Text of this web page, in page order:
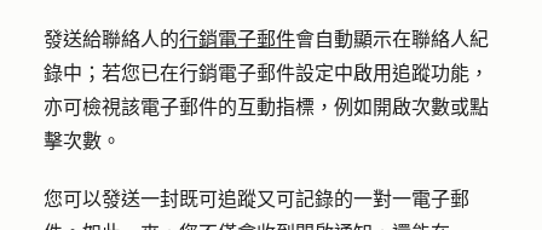
發送給聯絡人的行銷電子郵件會自動顯示在聯絡人紀
錄中；若您已在行銷電子郵件設定中啟用追蹤功能，
亦可檢視該電子郵件的互動指標，例如開啟次數或點
擊次數。
您可以發送一封既可追蹤又可記錄的一對一電子郵